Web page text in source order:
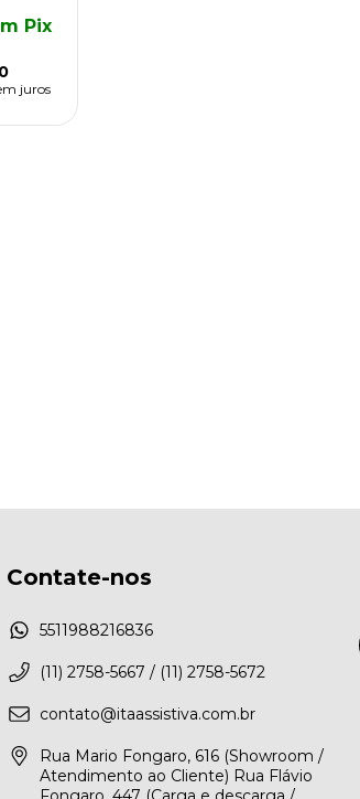
Pix
juros
Contate-nos
5511988216836
(11) 2758-5667 / (11) 2758-5672
contato@itaassistiva.com.br
Rua Mario Fongaro, 616 (Showroom /
Atendimento ao Cliente) Rua Flávio